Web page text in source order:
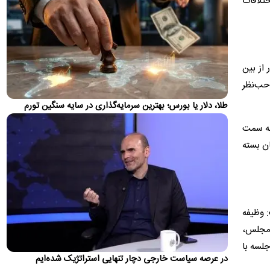
بین
به سمت
بسته
وظیفه
مجلس،
جلسات ۱۶ کمیسیون تخصصی را از اولین روز شروع کاری سال جدید یعنی ۱۶ فروردین بر بستر فضای مجازی آغاز کردیم و تا کنون بالغ بر ۱۵۰ جلسه با
زمان واریز اعتبار کالابرگ برای سرپرستان خانوار با رقم آخر کدملی
چهار به بعد تغییر کرد
اولین واکنش رسمی به ماجرای اعمال ضریب ۲.۷
برای اینترنت بین‌الملل
سازمان تنظیم مقررات و ارتباطات رادیویی با رد ادعای اعمال ضریب
۲.۷ برای اینترنت بین‌الملل اعلام کرد که نحوه محاسبه مصرف…
روایت رویترز از اختلاف ایران و عمان بر سر عوارض
یک رسانه آمریکایی مدعی شد که ایران و عمان در مذاکرات برای
بازگشایی مسیر کشتیرانی در تنگه هرمز، بر سر میزان عوارض عبور…
پیش‌بینی جدید از قیمت طلا؛ هر اونس به ۴۷۰۰ دلار
می‌رسد؟
دویچه‌بانک معتقد است روند صعودی بازار جهانی طلا هنوز به پایان
نرسیده و قیمت هر اونس این فلز گران‌بها می‌تواند تا پایان…
تصاویر؛ حراج ۸۸ اثر فاخر از عهد تیموریان تا دوره
طلا، دلار یا بورس؛ بهترین سرمایه‌گذاری در سایه سنگین تورم
در عرصه سیاست خارجی دچار تنهایی استراتژیک شده‌ایم